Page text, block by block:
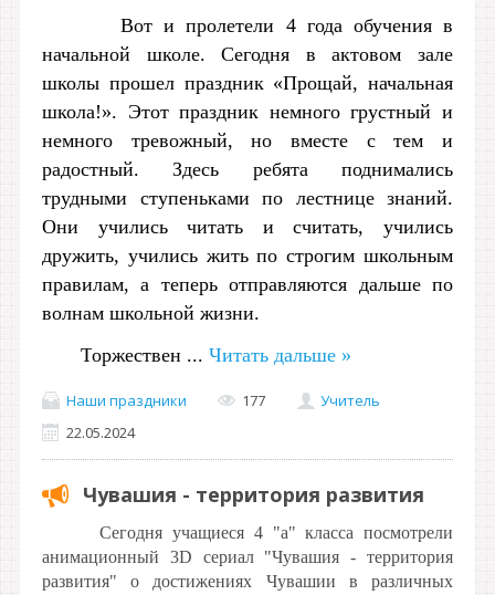
Вот и пролетели 4 года обучения в
начальной школе. Сегодня в актовом зале
школы прошел праздник «Прощай, начальная
школа!». Этот праздник немного грустный и
немного тревожный, но вместе с тем и
радостный. Здесь ребята поднимались
трудными ступеньками по лестнице знаний.
Они учились читать и считать, учились
дружить, учились жить по строгим школьным
правилам, а теперь отправляются дальше по
волнам школьной жизни.
Торжествен ... Читать дальше »
Наши праздники 177
Учитель
22.05.2024
Чувашия - территория развития
Сегодня учащиеся 4 "а" класса посмотрели
анимационный 3D сериал "Чувашия - территория
развития" о достижениях Чувашии в различных